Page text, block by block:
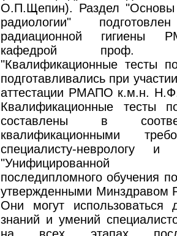
О.П.Щепин). Раздел "Основы
радиологии"
радиационной гигиены
кафедрой проф.
"Квалификационные тесты
подготавливались при
аттестации РМАПО к.м.н.
Квалификационные тесты
составлены в
квалификационными
специалисту-неврологу и
"Унифицированной
последипломного обучения
утвержденными Минздравом
Они могут использоваться
знаний и умений